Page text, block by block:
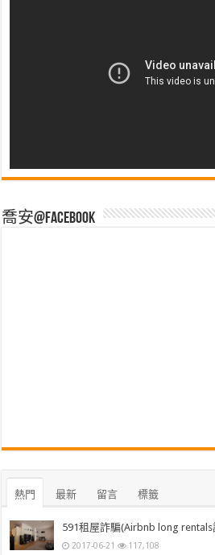
喬安@Facebook
熱門 最新 留言 標籤
591租屋詐騙(Airbnb long
2017-06-21 117,108